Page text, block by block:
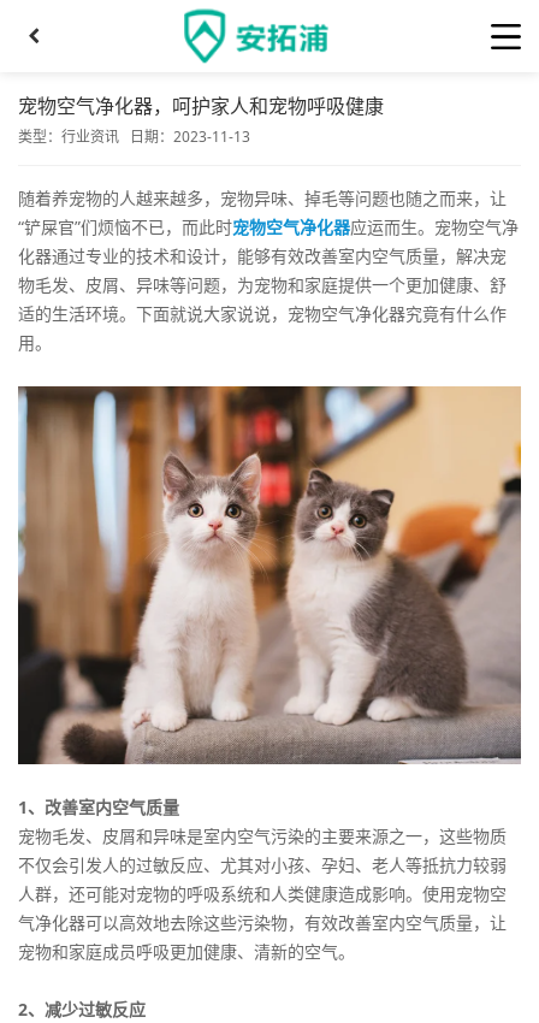
宠物空气净化器，呵护家人和宠物呼吸健康
类型： 行业资讯 日期：2023-11-13
随着养宠物的人越来越多，宠物异味、掉毛等问题也随之而来，让
“铲屎官”们烦恼不已，而此时宠物空气净化器应运而生。宠物空气净
化器通过专业的技术和设计，能够有效改善室内空气质量，解决宠
物毛发、皮屑、异味等问题，为宠物和家庭提供一个更加健康、舒
适的生活环境。下面就说大家说说，宠物空气净化器究竟有什么作
用。
1、改善室内空气质量
宠物毛发、皮屑和异味是室内空气污染的主要来源之一，这些物质
不仅会引发人的过敏反应、尤其对小孩、孕妇、老人等抵抗力较弱
人群，还可能对宠物的呼吸系统和人类健康造成影响。使用宠物空
气净化器可以高效地去除这些污染物，有效改善室内空气质量，让
宠物和家庭成员呼吸更加健康、清新的空气。
2、减少过敏反应